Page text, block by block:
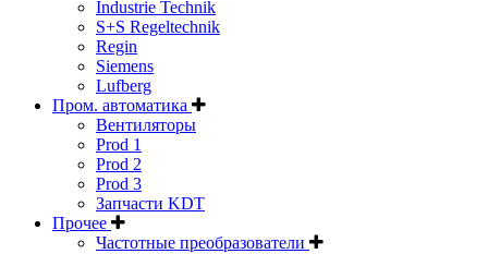
Industrie Technik
S+S Regeltechnik
Regin
Siemens
Lufberg
Пром. автоматика
Вентиляторы
Prod 1
Prod 2
Prod 3
Запчасти KDT
Прочее
Частотные преобразователи